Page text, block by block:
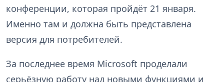
конференции, которая пройдёт 21 января.
Именно там и должна быть представлена
версия для потребителей.
За последнее время Microsoft проделали
серьёзную работу над новыми функциями и